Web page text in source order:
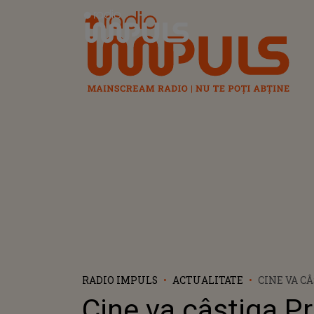
Radio Impuls
RADIO IMPULS ACTUALITATE
CINE VA
CHIMIE